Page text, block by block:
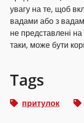
увагу на те, щоб
вадами або з
не представлені
таки, може бути
Tags
притулок